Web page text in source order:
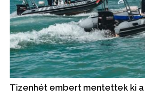
Tizenhét embert mentettek ki